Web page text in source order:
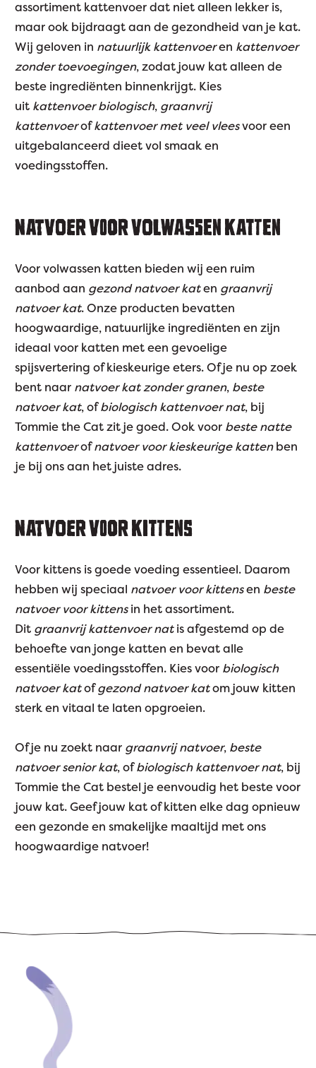
assortiment kattenvoer dat niet alleen lekker is,
maar ook bijdraagt aan de gezondheid van je kat.
Wij geloven in natuurlijk kattenvoeren kattenvoer
zonder toevoegingen, zodat jouw kat alleen de
beste ingrediënten binnenkrijgt. Kies
uit kattenvoer biologisch, graanvrij
kattenvoerofkattenvoer met veel vleesvoor een
uitgebalanceerd dieet vol smaak en
voedingsstoffen.
NATVOER VOOR VOLWASSEN KATTEN
Voor volwassen katten bieden wij een ruim
aanbod aan gezond natvoer katen graanvrij
natvoer kat. Onze producten bevatten
hoogwaardige, natuurlijke ingrediënten en zijn
ideaal voor katten met een gevoelige
spijsvertering of kieskeurige eters. Of je nu op zoek
bent naar natvoer kat zonder granen, beste
natvoer kat, ofbiologisch kattenvoer nat, bij
Tommie the Cat zit je goed. Ook voor beste natte
kattenvoerofnatvoer voor kieskeurige kattenben
je bij ons aan het juiste adres.
NATVOER VOOR KITTENS
Voor kittens is goede voeding essentieel. Daarom
hebben wij speciaal natvoer voor kittensen beste
natvoer voor kittensin het assortiment.
Dit graanvrij kattenvoer natis afgestemd op de
behoefte van jonge katten en bevat alle
essentiële voedingsstoffen. Kies voor biologisch
natvoer katofgezond natvoer katom jouw kitten
sterk en vitaal te laten opgroeien.
Of je nu zoekt naar graanvrij natvoer, beste
natvoer senior kat, ofbiologisch kattenvoer nat, bij
Tommie the Cat bestel je eenvoudig het beste voor
jouw kat. Geef jouw kat of kitten elke dag opnieuw
een gezonde en smakelijke maaltijd met ons
hoogwaardige natvoer!